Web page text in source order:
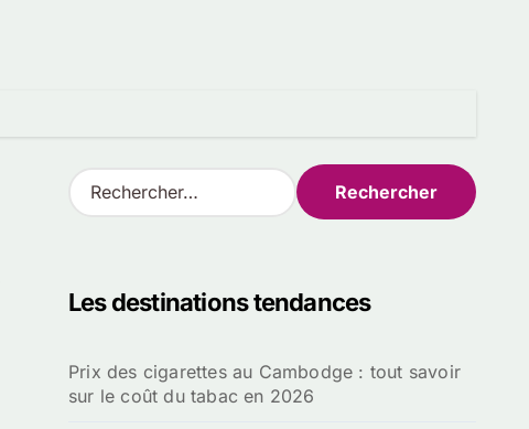
R
e
r
e
r
Les destinations tendances
Prix des cigarettes au Cambodge : tout savoir
sur le coût du tabac en 2026